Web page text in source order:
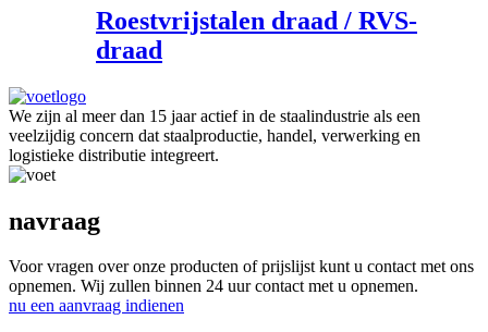
Roestvrijstalen draad / RVS-
draad
We zijn al meer dan 15 jaar actief in de staalindustrie als een
veelzijdig concern dat staalproductie, handel, verwerking en
logistieke distributie integreert.
navraag
Voor vragen over onze producten of prijslijst kunt u contact met ons
opnemen. Wij zullen binnen 24 uur contact met u opnemen.
nu een aanvraag indienen